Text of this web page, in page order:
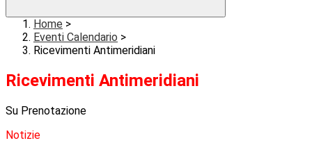
Home >
Eventi Calendario >
Ricevimenti Antimeridiani
Ricevimenti Antimeridiani
Su Prenotazione
Notizie